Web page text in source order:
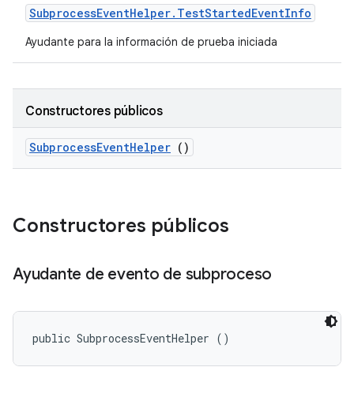
SubprocessEventHelper. TestStartedEventInfo
Ayudante para la información de prueba iniciada
Constructores públicos
SubprocessEventHelper ()
Constructores públicos
Ayudante de evento de subproceso
public SubprocessEventHelper ()